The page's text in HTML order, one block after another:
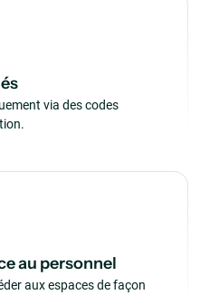
via des codes
au personnel
aux espaces de façon